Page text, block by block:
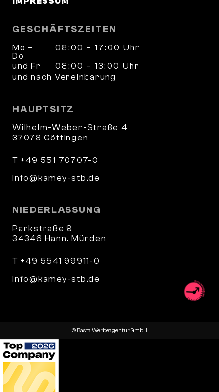
GESCHÄFTSZEITEN
Mo –
Do
08:00 – 17:00 Uhr
und Fr
08:00 – 13:00 Uhr
und nach Vereinbarung
HAUPTSITZ
Wilhelm-Weber-Straße 4
37073 Göttingen
T +49 551 70707-0
info@kamey-stb.de
NIEDERLASSUNG
Parkstraße 9
34346 Hann. Münden
T +49 5541 99911-0
info@kamey-stb.de
© Basta Werbeagentur GmbH